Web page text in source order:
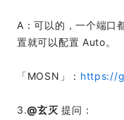
A：可以的，一个端口
置就可以配置 Auto。
「MOSN」： https://
3.@玄灭 提问：